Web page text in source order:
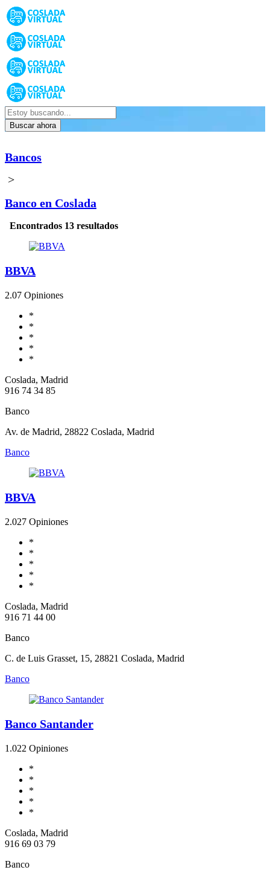
Buscar ahora
Bancos
>
Banco en Coslada
Encontrados 13 resultados
BBVA
2.07 Opiniones
*
*
*
*
*
Coslada, Madrid
916 74 34 85
Banco
Av. de Madrid, 28822 Coslada, Madrid
Banco
BBVA
2.027 Opiniones
*
*
*
*
*
Coslada, Madrid
916 71 44 00
Banco
C. de Luis Grasset, 15, 28821 Coslada, Madrid
Banco
Banco Santander
1.022 Opiniones
*
*
*
*
*
Coslada, Madrid
916 69 03 79
Banco